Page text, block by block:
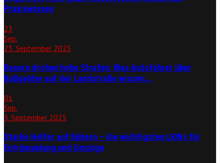
Praxiswissen
23
Sep.
23. September 2025
Rasern drohen hohe Strafen: Was Autofahrer über
Bußgelder auf der Landstraße wissen...
01
Sep.
3. September 2025
Starke Helfer auf Rädern – die wichtigsten LKWs für
Entrümpelung und Umzüge